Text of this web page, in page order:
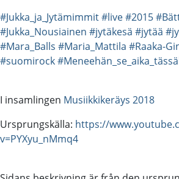
#Jukka_ja_Jytämimmit#live#2015
#Jukka_Nousiainen #jytäkesä #jytää
#Mara_Balls #Maria_Mattila #Raaka-
#suomirock
I insamlingen Musiikkikeräys 2018
Ursprungskälla: https://
v=PYXyu_nMmq4